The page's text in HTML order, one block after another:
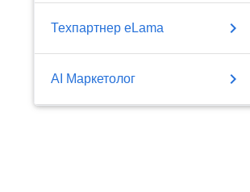
Техпартнер eLama chevron_right
AI Маркетолог chevron_right